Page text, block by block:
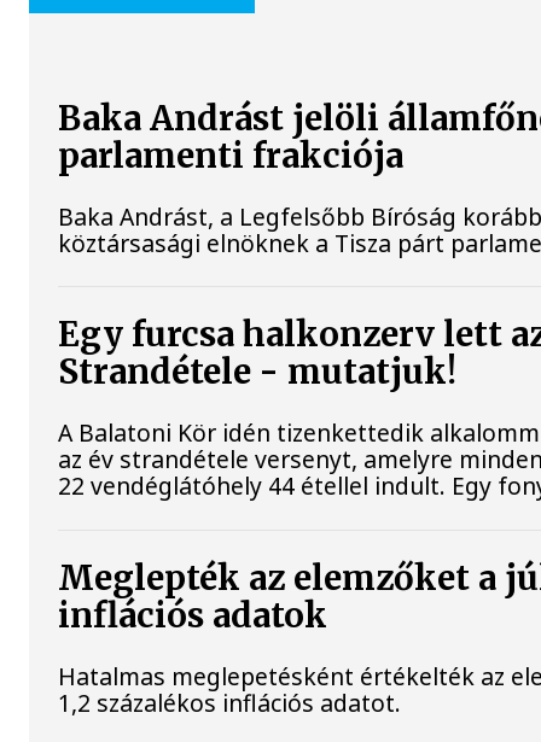
Baka Andrást jelöli
parlamenti frakciója
Baka Andrást, a Legfelsőbb Bíróság
köztársasági elnöknek a Tisza párt
Egy furcsa halkonzerv lett
Strandétele - mutatjuk!
A Balatoni Kör idén tizenkettedik
az év strandétele versenyt, amelyre
22 vendéglátóhely 44 étellel indult. Egy
Meglepték az elemzőket a
inflációs adatok
Hatalmas meglepetésként értékelték az
1,2 százalékos inflációs adatot.